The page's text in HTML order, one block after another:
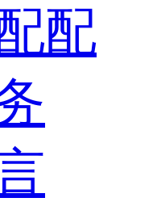
配